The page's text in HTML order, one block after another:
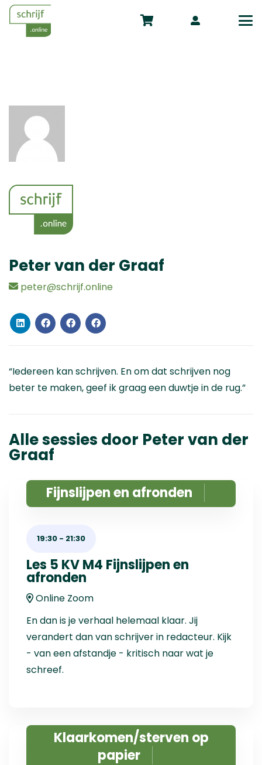
Peter van der Graaf
peter@schrijf.online
“Iedereen kan schrijven. En om dat schrijven nog
beter te maken, geef ik graag een duwtje in de rug.”
Alle sessies door Peter van der
Graaf
Fijnslijpen en afronden
19:30 - 21:30
Les 5 KV M4 Fijnslijpen en
afronden
Online Zoom
En dan is je verhaal helemaal klaar. Jij
verandert dan van schrijver in redacteur. Kijk
- van een afstandje - kritisch naar wat je
schreef.
Klaarkomen/sterven op
papier